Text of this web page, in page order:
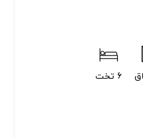
6 تخت